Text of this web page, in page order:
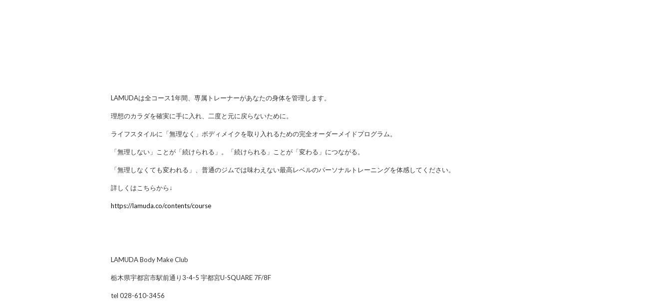
LAMUDAは全コース1年間、専属トレーナーがあなたの身体を管理します。
理想のカラダを確実に手に入れ、二度と元に戻らないために。
ライフスタイルに「無理なく」ボディメイクを取り入れるための完全オーダーメイドプログラム。
「無理しない」ことが「続けられる」。「続けられる」ことが「変わる」につながる。
「無理しなくても変われる」、普通のジムでは味わえない最高レベルのパーソナルトレーニングを体感してください。
詳しくはこちらから↓
https://lamuda.co/contents/course
LAMUDA Body Make Club
栃木県宇都宮市駅前通り3-4-5 宇都宮U-SQUARE 7F/8F
tel 028-610-3456